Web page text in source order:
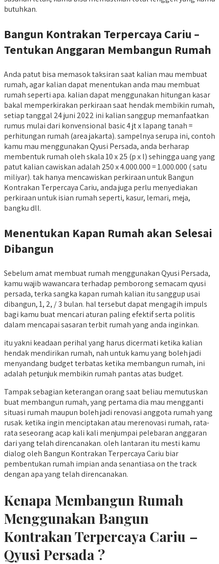
butuhkan.
Bangun Kontrakan Terpercaya Cariu –
Tentukan Anggaran Membangun Rumah
Anda patut bisa memasok taksiran saat kalian mau membuat
rumah, agar kalian dapat menentukan anda mau membuat
rumah seperti apa. kalian dapat menggunakan hitungan kasar
bakal memperkirakan perkiraan saat hendak membikin rumah,
setiap tanggal 24 juni 2022 ini kalian sanggup memanfaatkan
rumus mulai dari konvensional basic 4 jt x lapang tanah =
perhitungan rumah (area jakarta). sampelnya serupa ini, contoh
kamu mau menggunakan Qyusi Persada, anda berharap
membentuk rumah oleh skala 10 x 25 (p x l) sehingga uang yang
patut kalian cawiskan adalah 250 x 4.000.000 = 1.000.000 ( satu
miliyar). tak hanya mencawiskan perkiraan untuk Bangun
Kontrakan Terpercaya Cariu, anda juga perlu menyediakan
perkiraan untuk isian rumah seperti, kasur, lemari, meja,
bangku dll.
Menentukan Kapan Rumah akan Selesai
Dibangun
Sebelum amat membuat rumah menggunakan Qyusi Persada,
kamu wajib wawancara terhadap pemborong semacam qyusi
persada, terka sangka kapan rumah kalian itu sanggup usai
dibangun, 1, 2, / 3 bulan. hal tersebut dapat mengagih impuls
bagi kamu buat mencari aturan paling efektif serta politis
dalam mencapai sasaran terbit rumah yang anda inginkan.
itu yakni keadaan perihal yang harus dicermati ketika kalian
hendak mendirikan rumah, nah untuk kamu yang boleh jadi
menyandang budget terbatas ketika membangun rumah, ini
adalah petunjuk membikin rumah pantas atas budget.
Tampak sebagian keterangan orang saat beliau memutuskan
buat membangun rumah, yang pertama dia mau mengganti
situasi rumah maupun boleh jadi renovasi anggota rumah yang
rusak. ketika ingin menciptakan atau merenovasi rumah, rata-
rata seseorang acap kali kali menjumpai pelebaran anggaran
dari yang telah direncanakan. oleh lantaran itu mesti kamu
dialog oleh Bangun Kontrakan Terpercaya Cariu biar
pembentukan rumah impian anda senantiasa on the track
dengan apa yang telah direncanakan.
Kenapa Membangun Rumah
Menggunakan Bangun
Kontrakan Terpercaya Cariu –
Qyusi Persada ?